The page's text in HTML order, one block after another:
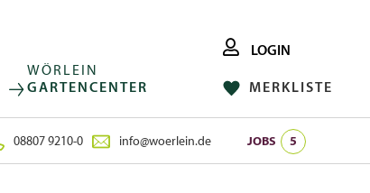
WÖRLEIN
GARTENCENTER
LOGIN
MERKLISTE
08807 9210-0 info@woerlein.de JOBS 5
UNS AUF: INSTAGRAM FACEBOOK